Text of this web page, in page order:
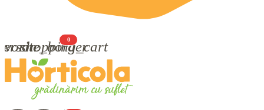
Autentifică-te Înregistrează-te
shopping_cart
0